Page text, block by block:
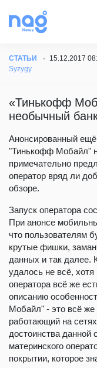
СТАТЬИ
15.12.2017
Syzygy
«Тинькофф
необычный
Анонсированный ещё
"Тинькофф Мобайл"
примечательно
оператор вряд ли
обзоре.
Запуск оператора
При анонсе
что пользователям
крутые фишки,
данных и так далее.
удалось не всё,
оператора всё же
описанию
Мобайл" - это всё же
работающий на
достоинства данной
материнского
покрытии, которое